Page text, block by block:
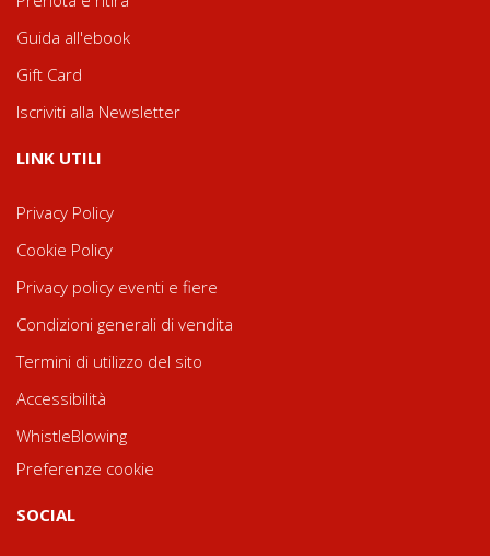
Guida all'ebook
Gift Card
Iscriviti alla Newsletter
LINK UTILI
Privacy Policy
Cookie Policy
Privacy policy eventi e fiere
Condizioni generali di vendita
Termini di utilizzo del sito
Accessibilità
WhistleBlowing
Preferenze cookie
SOCIAL